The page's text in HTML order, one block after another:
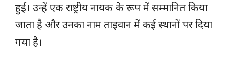
हुई। उन्हें एक राष्ट्रीय नायक के रूप में सम्मानित किया
जाता है और उनका नाम ताइवान में कई स्थानों पर दिया
गया है।